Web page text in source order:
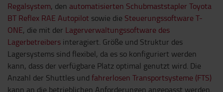
Regalsystem, den automatisierten Schubmaststapler Toyota
BT Reflex RAE Autopilot sowie die Steuerungssoftware T-
ONE, die mit der Lagerverwaltungssoftware des
Lagerbetreibers interagiert. Größe und Struktur des
Lagersystems sind flexibel, da es so konfiguriert werden
kann, dass der verfügbare Platz optimal genutzt wird. Die
Anzahl der Shuttles und fahrerlosen Transportsysteme (FTS)
kann an die betrieblichen Anforderungen angepasst werden.